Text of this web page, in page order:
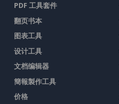
PDF 工具套件
翻页书本
图表工具
设计工具
文档编辑器
簡報製作工具
价格